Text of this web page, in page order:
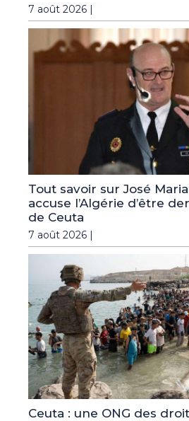
7 août 2026 |
Tout savoir sur José
accuse l’Algérie d’être
de Ceuta
7 août 2026 |
Ceuta : une ONG des